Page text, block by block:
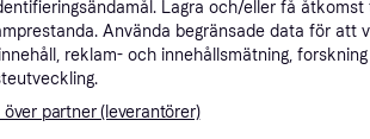
Lagra och/eller få
Använda begränsade data för att
reklam- och innehållsmätning,
över partner (leverantörer)